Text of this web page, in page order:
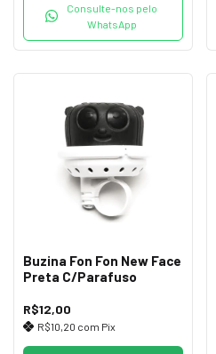
Consulte-nos pelo
WhatsApp
Buzina Fon Fon New Face
Preta C/Parafuso
R$12,00
R$10,20 com Pix